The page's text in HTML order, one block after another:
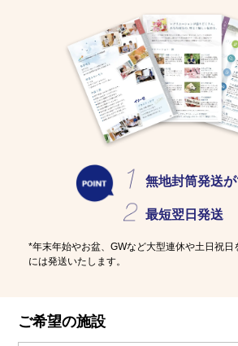
有料老人ホームイリーゼとは
イリーゼが選ばれる理由
一日の流れ
会社概要
よくある質問
お役立ち記事
知っておきたい介護の知識
介護用語をわかりやすく説明
有料老人ホームを選ぶ時のポイン
見学予約
無地封筒発送
最短翌日発送
*年末年始やお盆、GWなど大型連休や土日祝日
には発送いたします。
ご希望の施設